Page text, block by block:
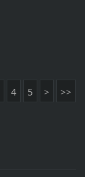
4 5 > >>